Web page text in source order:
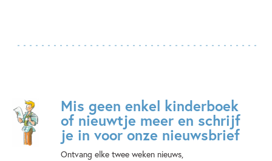
Mis geen enkel kinderboek
of nieuwtje meer en schrijf
je in voor onze nieuwsbrief
Ontvang elke twee weken nieuws,